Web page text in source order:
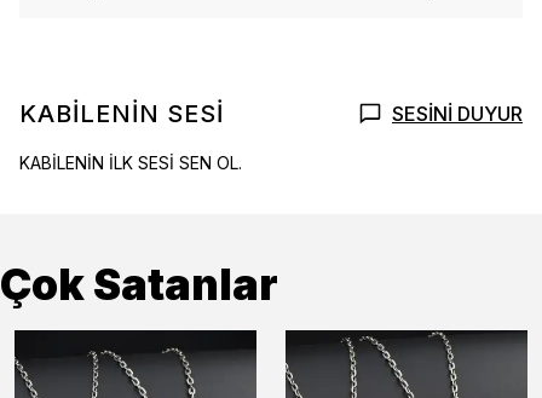
KABİLENİN SESİ SESİNİ DUYUR
KABİLENİN İLK SESİ SEN OL.
Çok Satanlar